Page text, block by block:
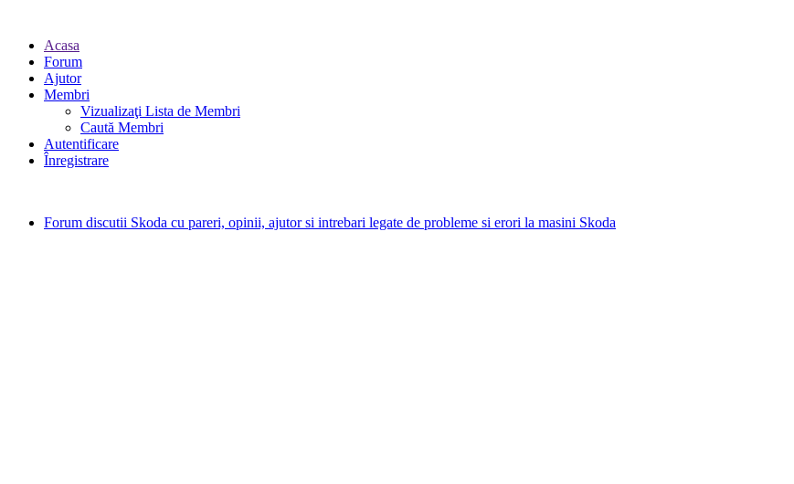
Acasa
Forum
Ajutor
Membri
Vizualizaţi Lista de Membri
Caută Membri
Autentificare
Înregistrare
Forum discutii Skoda cu pareri, opinii, ajutor si intrebari legate de probleme si erori la masini Skoda